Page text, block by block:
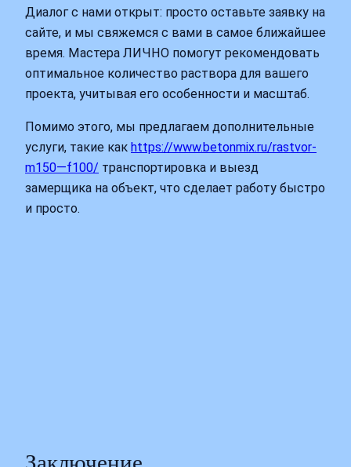
Диалог с нами открыт: просто оставьте заявку на
сайте, и мы свяжемся с вами в самое ближайшее
время. Мастера ЛИЧНО помогут рекомендовать
оптимальное количество раствора для вашего
проекта, учитывая его особенности и масштаб.
Помимо этого, мы предлагаем дополнительные
услуги, такие как https://www.betonmix.ru/rastvor-
m150—f100/ транспортировка и выезд
замерщика на объект, что сделает работу быстро
и просто.